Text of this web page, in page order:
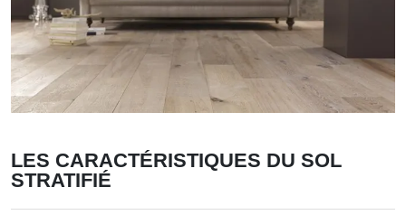
LES CARACTÉRISTIQUES DU SOL
STRATIFIÉ